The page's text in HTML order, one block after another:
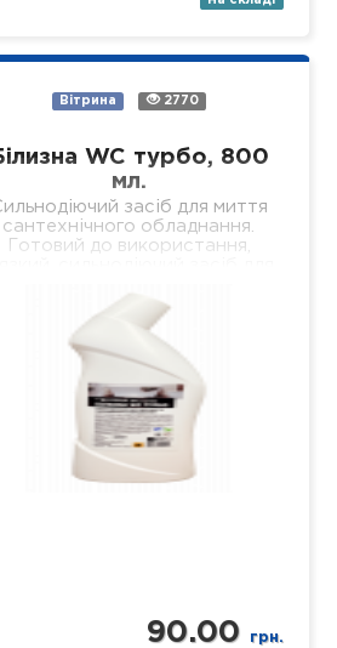
Вітрина 2770
WC турбо, 800
мл.
засіб для миття
сантехнічного обладнання.
Готовий до використання,
видалення сечового каменю,
кальцієвих та вапняних
відкладень з внутрішніх
поверхонь…
90.00 грн.